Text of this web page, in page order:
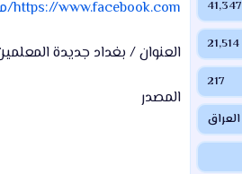
41,347
21,514
217
العراق
https://www.facebook.com/مدرسة-أولو-الالباب-الاساسية-الاهلية-171034683452313
العنوان / بغداد جديدة
المصدر